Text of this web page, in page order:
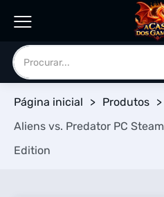
Página inicial > Produtos >
Aliens vs. Predator PC
Edition